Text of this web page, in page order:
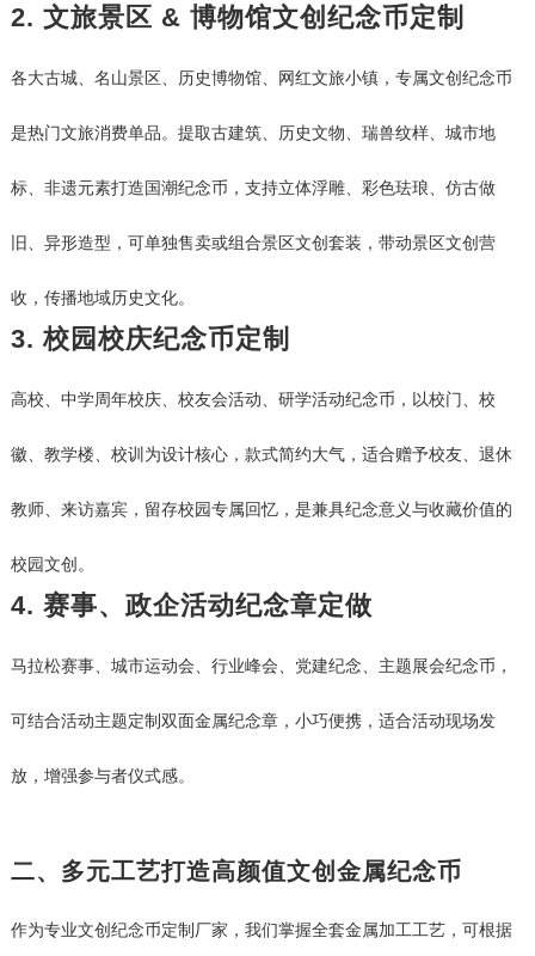
2. 文旅景区 & 博物馆文创纪念币定制
各大古城、名山景区、历史博物馆、网红文旅小镇，专属文创纪念币
是热门文旅消费单品。提取古建筑、历史文物、瑞兽纹样、城市地
标、非遗元素打造国潮纪念币，支持立体浮雕、彩色珐琅、仿古做
旧、异形造型，可单独售卖或组合景区文创套装，带动景区文创营
收，传播地域历史文化。
3. 校园校庆纪念币定制
高校、中学周年校庆、校友会活动、研学活动纪念币，以校门、校
徽、教学楼、校训为设计核心，款式简约大气，适合赠予校友、退休
教师、来访嘉宾，留存校园专属回忆，是兼具纪念意义与收藏价值的
校园文创。
4. 赛事、政企活动纪念章定做
马拉松赛事、城市运动会、行业峰会、党建纪念、主题展会纪念币，
可结合活动主题定制双面金属纪念章，小巧便携，适合活动现场发
放，增强参与者仪式感。
二、多元工艺打造高颜值文创金属纪念币
作为专业文创纪念币定制厂家，我们掌握全套金属加工工艺，可根据